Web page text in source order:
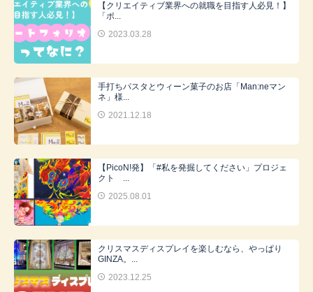
【クリエイティブ業界への就職を目指す人必見！】
「ポ...
2023.03.28
手打ちパスタとウィーン菓子のお店「Man:neマン
ネ」様...
2021.12.18
【PicoN!発】「#私を発掘してください」プロジェ
クト ...
2025.08.01
クリスマスディスプレイを楽しむなら、やっぱり
GINZA。...
2023.12.25